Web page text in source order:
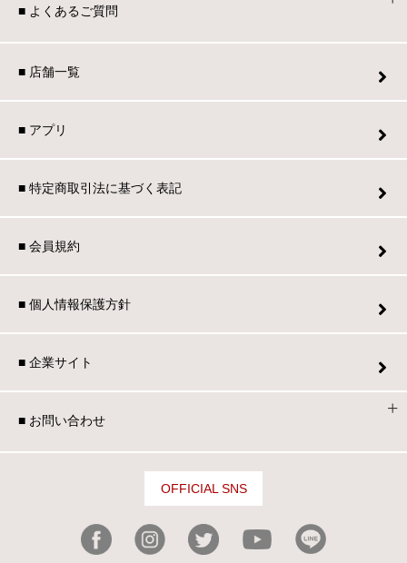
■ よくあるご質問
■ 店舗一覧
■ アプリ
■ 特定商取引法に基づく表記
■ 会員規約
■ 個人情報保護方針
■ 企業サイト
■ お問い合わせ
OFFICIAL SNS